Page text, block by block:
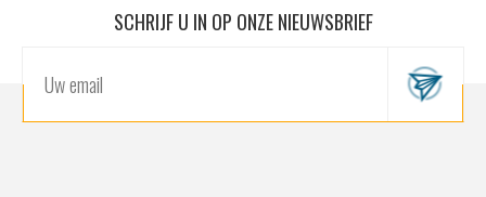
SCHRIJF U IN OP ONZE NIEUWSBRIEF